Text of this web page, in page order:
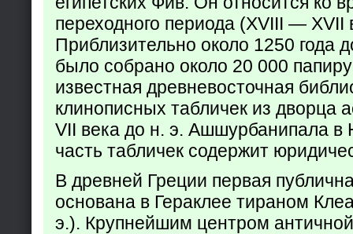
переходного периода (XVIII — XVII
Приблизительно около 1250 года
было собрано около 20 000
известная древневосточная
клинописных табличек из дворца
VII века до н. э. Ашшурбанипала в
часть табличек содержит
В древней Греции первая
основана в Гераклее тираном
э.). Крупнейшим центром